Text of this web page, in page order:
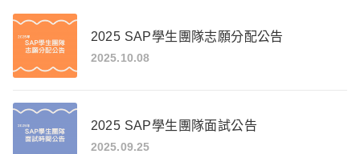
2025 SAP學生團隊志願分配公告
2025.10.08
2025 SAP學生團隊面試公告
2025.09.25